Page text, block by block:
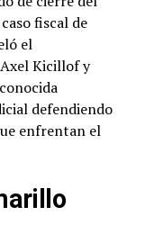
fiscal de
el
Kicillof y
defendiendo
enfrentan el